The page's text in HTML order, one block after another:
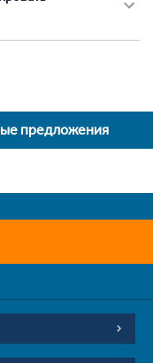
предложения